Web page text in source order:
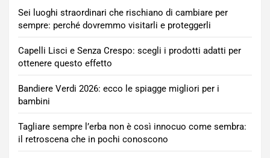
Sei luoghi straordinari che rischiano di cambiare per
sempre: perché dovremmo visitarli e proteggerli
Capelli Lisci e Senza Crespo: scegli i prodotti adatti per
ottenere questo effetto
Bandiere Verdi 2026: ecco le spiagge migliori per i
bambini
Tagliare sempre l’erba non è così innocuo come sembra:
il retroscena che in pochi conoscono